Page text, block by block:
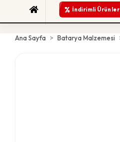
% İndirimli Ürünler
Ana Sayfa Batarya Malzemesi